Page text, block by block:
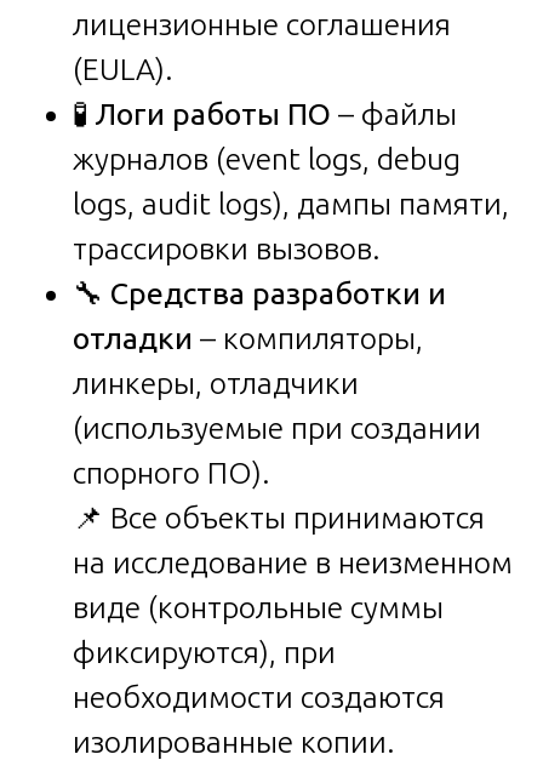
лицензионные соглашения
(EULA).
🧪Логи работы ПО – файлы
журналов (event logs, debug
logs, audit logs), дампы памяти,
трассировки вызовов.
🔧 Средства разработки и
отладки – компиляторы,
линкеры, отладчики
(используемые при создании
спорного ПО).
📌 Все объекты принимаются
на исследование в неизменном
виде (контрольные суммы
фиксируются), при
необходимости создаются
изолированные копии.